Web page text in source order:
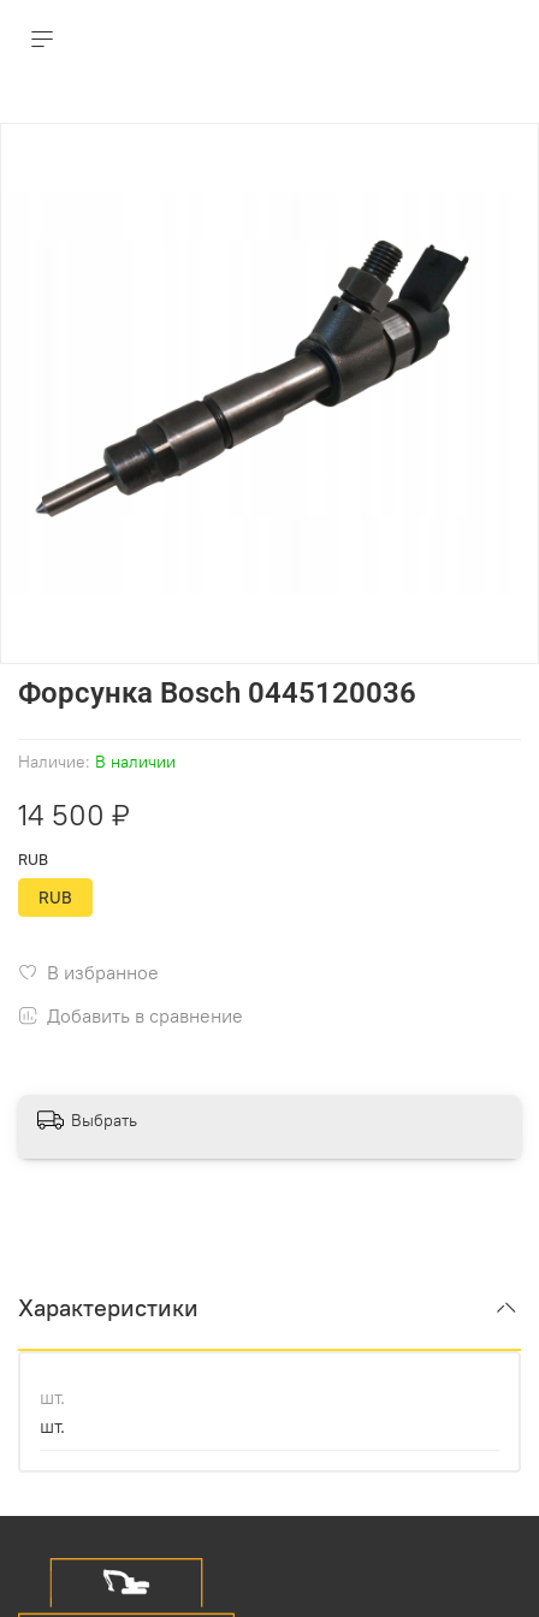
Наличие: В наличии
Форсунка Bosch 0445120036
14 500 ₽
В избранное
Добавить в сравнение
RUB
RUB
Выбрать
Характеристики
шт.
шт.